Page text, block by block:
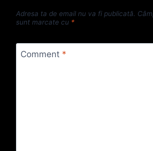
Adresa ta de email nu va fi publicată.
sunt marcate cu *
Comment *